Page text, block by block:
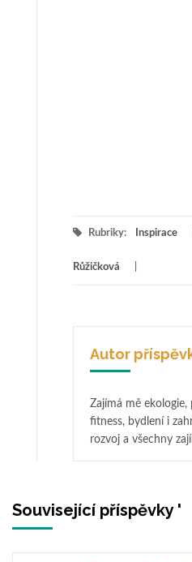
Rubriky: Inspirace
Růžičková
Autor
Zajímá mě
fitness, bydlení i
rozvoj a všechny
Související příspěvky '